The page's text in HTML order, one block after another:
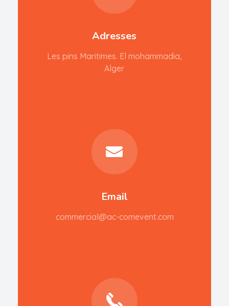
Adresses
Les pins Maritimes. El mohammadia,
Alger
Email
commercial@ac-comevent.com